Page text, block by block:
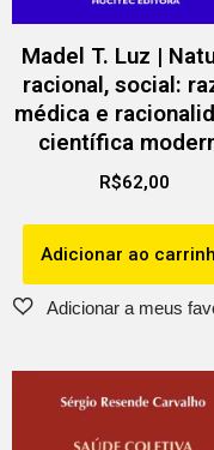
Madel T. Luz |
racional, social:
médica e
científica
R$62,00
Adicionar ao